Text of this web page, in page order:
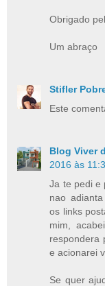
Obrigado
Um abraço
Stifler
Este
Blog Viver
2016 às
Ja te pedi e
nao
os links
mim,
respondera
e acionarei
Se quer